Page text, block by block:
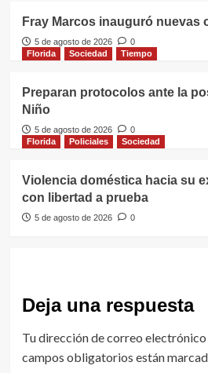
Fray Marcos inauguró nuevas
5 de agosto de 2026
0
Florida
Sociedad Tiempo
Preparan protocolos ante la
Niño
5 de agosto de 2026
0
Florida
Policiales Sociedad
Violencia doméstica hacia su
con libertad a prueba
5 de agosto de 2026 0
Deja una respuesta
Tu dirección de correo
campos obligatorios están